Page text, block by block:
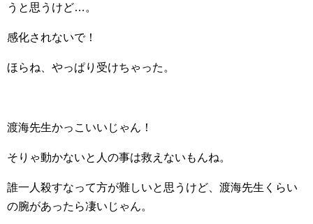
うと思うけど…。
感化されないで！
ほらね、やっぱり受けちゃった。
渡海先生かっこいいじゃん！
そりゃ動かないと人の事は救えないもんね。
誰一人殺すなって方が難しいと思うけど、渡海先生くらい
の腕があったら凄いじゃん。